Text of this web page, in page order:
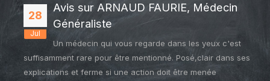
28
Jul
Avis sur ARNAUD FAURIE, Médecin
Généraliste
Un médecin qui vous regarde dans les yeux c'est
suffisamment rare pour être mentionné. Posé,clair dans ses
explications et ferme si une action doit être menée